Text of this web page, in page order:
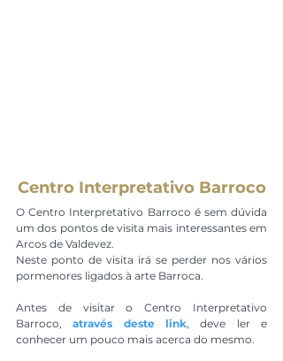
Centro Interpretativo Barroco
O Centro Interpretativo Barroco é sem dúvida
um dos pontos de visita mais interessantes em
Arcos de Valdevez.
Neste ponto de visita irá se perder nos vários
pormenores ligados à arte Barroca.
Antes de visitar o Centro Interpretativo
Barroco, através deste link, deve ler e
conhecer um pouco mais acerca do mesmo.